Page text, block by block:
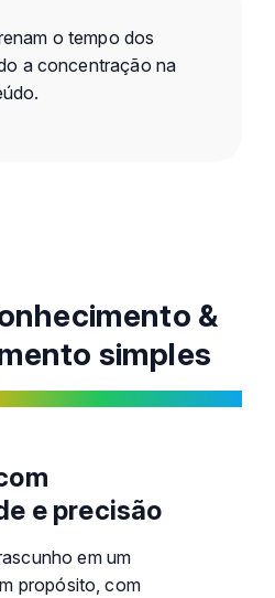
o tempo dos
a concentração na
&
simples
e precisão
em um
propósito, com